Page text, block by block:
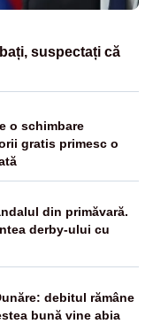
suspectați că
o schimbare
gratis primesc o
din primăvară.
derby-ului cu
debitul rămâne
bună vine abia